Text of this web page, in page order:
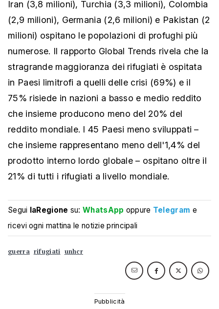
Iran (3,8 milioni), Turchia (3,3 milioni), Colombia
(2,9 milioni), Germania (2,6 milioni) e Pakistan (2
milioni) ospitano le popolazioni di profughi più
numerose. Il rapporto Global Trends rivela che la
stragrande maggioranza dei rifugiati è ospitata
in Paesi limitrofi a quelli delle crisi (69%) e il
75% risiede in nazioni a basso e medio reddito
che insieme producono meno del 20% del
reddito mondiale. I 45 Paesi meno sviluppati –
che insieme rappresentano meno dell'1,4% del
prodotto interno lordo globale – ospitano oltre il
21% di tutti i rifugiati a livello mondiale.
Segui laRegione su:WhatsApp oppure Telegram e
ricevi ogni mattina le notizie principali
guerra rifugiati unhcr